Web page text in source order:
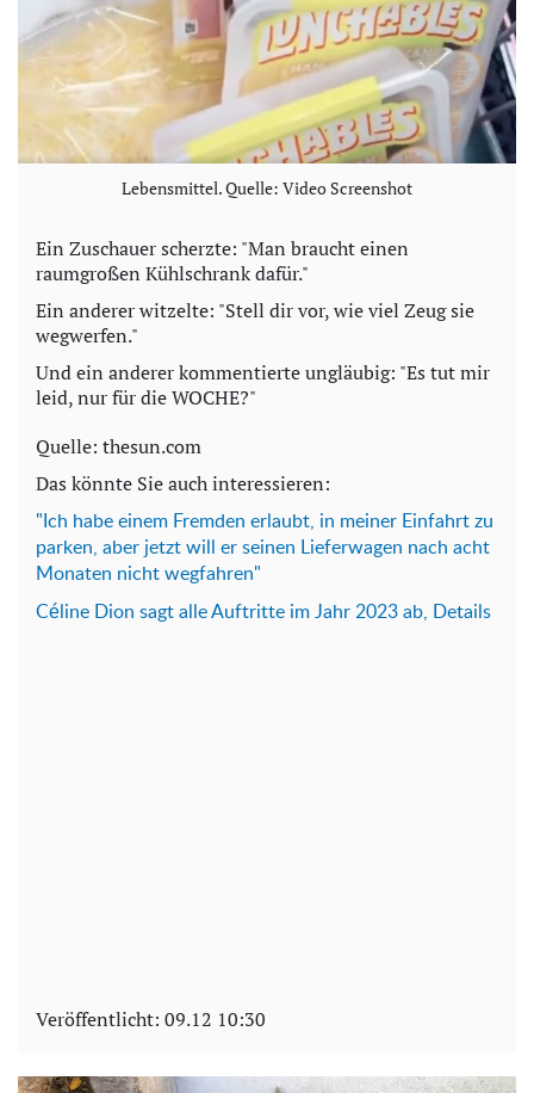
Lebensmittel. Quelle: Video Screenshot
Ein Zuschauer scherzte: "Man braucht einen
raumgroßen Kühlschrank dafür."
Ein anderer witzelte: "Stell dir vor, wie viel Zeug sie
wegwerfen."
Und ein anderer kommentierte ungläubig: "Es tut mir
leid, nur für die WOCHE?"
Quelle: thesun.com
Das könnte Sie auch interessieren:
"Ich habe einem Fremden erlaubt, in meiner Einfahrt zu
parken, aber jetzt will er seinen Lieferwagen nach acht
Monaten nicht wegfahren"
Céline Dion sagt alle Auftritte im Jahr 2023 ab, Details
Veröffentlicht: 09.12 10:30